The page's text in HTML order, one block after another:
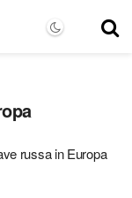
russa in Europa